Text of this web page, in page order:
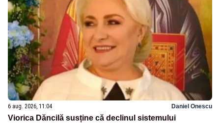
6 aug. 2026, 11:04 Daniel Onescu
Viorica Dăncilă susține că declinul sistemului